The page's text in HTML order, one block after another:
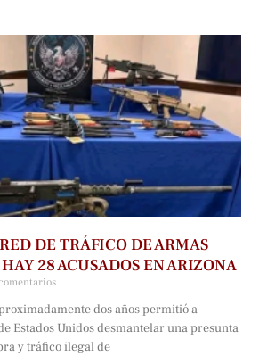
DE TRÁFICO DE ARMAS
28 ACUSADOS EN ARIZONA
dos años permitió a
Estados Unidos desmantelar una presunta
y tráfico ilegal de